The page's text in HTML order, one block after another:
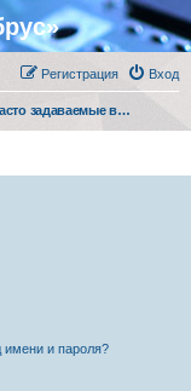
Вход
Регистрация
Часто задаваемые вопросы
имени и пароля?